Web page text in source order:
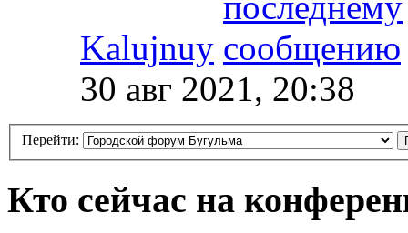
Kalujnuy
30 авг 2021, 20:38
Перейти:
Кто сейчас на